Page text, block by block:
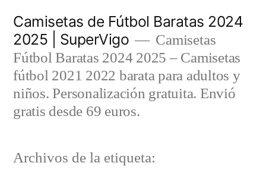
contenido
Camisetas de Fútbol Baratas 2024
2025 | SuperVigo
Camisetas
Fútbol Baratas 2024 2025 – Camisetas
fútbol 2021 2022 barata para adultos y
niños. Personalización gratuita. Envió
gratis desde 69 euros.
Archivos de la etiqueta: